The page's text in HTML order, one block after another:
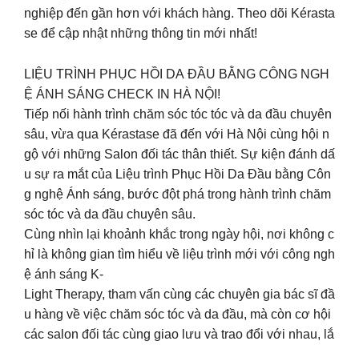
nghiệp đến gần hơn với khách hàng. Theo dõi Kérasta
se để cập nhật những thông tin mới nhất!
LIỆU TRÌNH PHỤC HỒI DA ĐẦU BẰNG CÔNG NGH
Ệ ÁNH SÁNG CHECK IN HÀ NỘI!
Tiếp nối hành trình chăm sóc tóc tóc và da đầu chuyên
sâu, vừa qua Kérastase đã đến với Hà Nội cùng hội n
gộ với những Salon đối tác thân thiết. Sự kiện đánh dấ
u sự ra mắt của Liệu trình Phục Hồi Da Đầu bằng Côn
g nghệ Ánh sáng, bước đột phá trong hành trình chăm
sóc tóc và da đầu chuyên sâu.
Cùng nhìn lại khoảnh khắc trong ngày hội, nơi không c
hỉ là không gian tìm hiểu về liệu trình mới với công ngh
ệ ánh sáng K-
Light Therapy, tham vấn cùng các chuyên gia bác sĩ đầ
u hàng về việc chăm sóc tóc và da đầu, mà còn cơ hội
các salon đối tác cùng giao lưu và trao đổi với nhau, lắ